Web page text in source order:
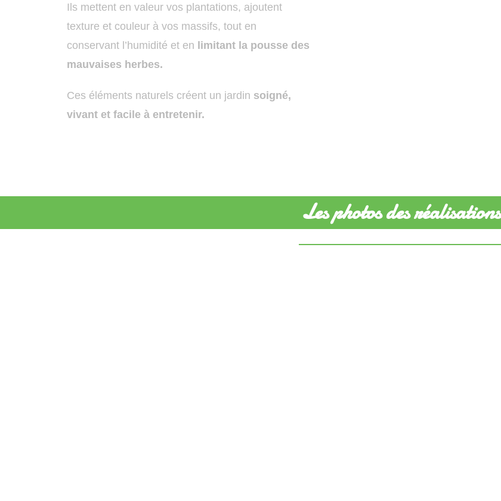
Ils mettent en valeur vos plantations, ajoutent
texture et couleur à vos massifs, tout en
conservant l’humidité et en limitant la pousse des
mauvaises herbes.
Ces éléments naturels créent un jardin soigné,
vivant et facile à entretenir.
Les photos des réalisations